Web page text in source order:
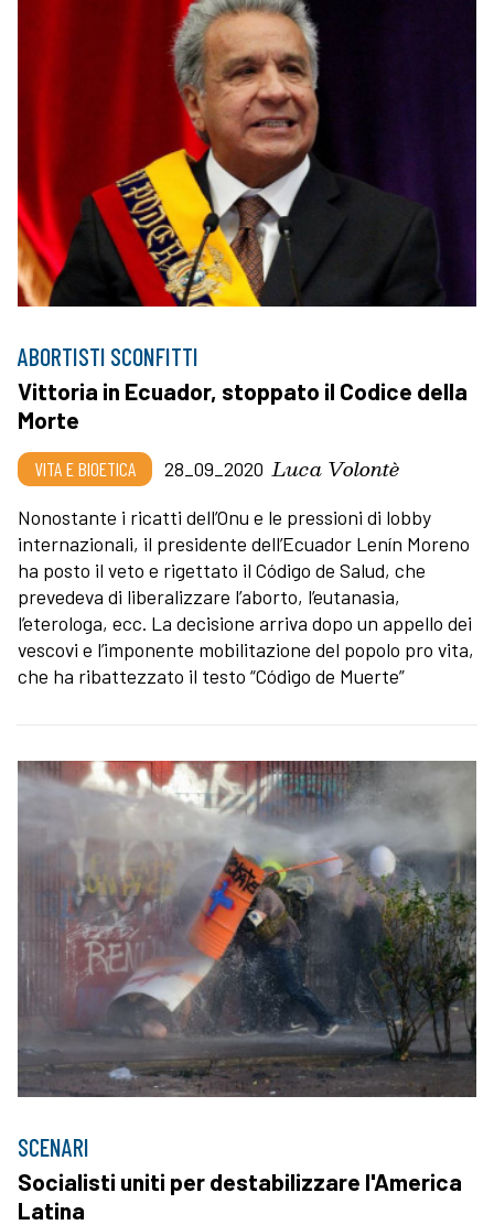
ABORTISTI SCONFITTI
Vittoria in Ecuador, stoppato il Codice della
Morte
VITA E BIOETICA 28_09_2020 Luca Volontè
Nonostante i ricatti dell’Onu e le pressioni di lobby
internazionali, il presidente dell’Ecuador Lenín Moreno
ha posto il veto e rigettato il Código de Salud, che
prevedeva di liberalizzare l’aborto, l’eutanasia,
l’eterologa, ecc. La decisione arriva dopo un appello dei
vescovi e l’imponente mobilitazione del popolo pro vita,
che ha ribattezzato il testo “Código de Muerte”
SCENARI
Socialisti uniti per destabilizzare l'America
Latina